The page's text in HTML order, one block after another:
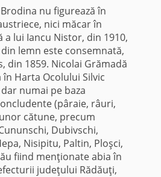
nu figurează în
nici măcar în
lui Iancu Nistor, din 1910,
lemn este consemnată,
din 1859. Nicolai Grămadă
Harta Ocolului Silvic
numai pe baza
(pâraie, râuri,
cătune, precum
Dubivschi,
Nisipitu, Paltin, Ploşci,
fiind menţionate abia în
judeţului Rădăuţi,